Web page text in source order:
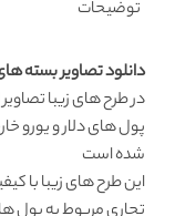
توضیحات
دانلود تصاویر بسته
در طرح های زیبا
پول های دلار و یورو
شده است
این طرح های زیبا با